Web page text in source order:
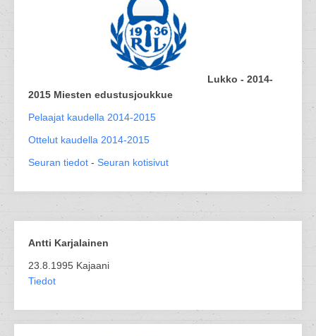
Lukko - 2014-
2015 Miesten edustusjoukkue
Pelaajat kaudella 2014-2015
Ottelut kaudella 2014-2015
Seuran tiedot - Seuran kotisivut
Antti Karjalainen
23.8.1995 Kajaani
Tiedot